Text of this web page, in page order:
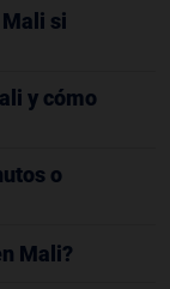
si
y cómo
o
Mali?